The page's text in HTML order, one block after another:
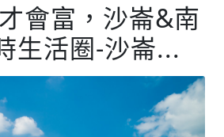
會富，沙崙&南
生活圈-沙崙...